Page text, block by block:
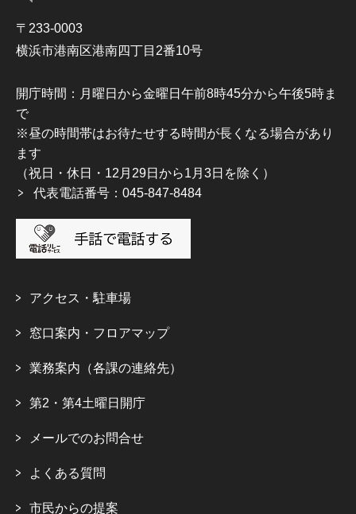
〒233-0003
横浜市港南区港南四丁目2番10号
開庁時間：月曜日から金曜日午前8時45分から午後5時ま
で
※昼の時間帯はお待たせする時間が長くなる場合があり
ます
（祝日・休日・12月29日から1月3日を除く）
代表電話番号：045-847-8484
アクセス・駐車場
窓口案内・フロアマップ
業務案内（各課の連絡先）
第2・第4土曜日開庁
メールでのお問合せ
よくある質問
市民からの提案